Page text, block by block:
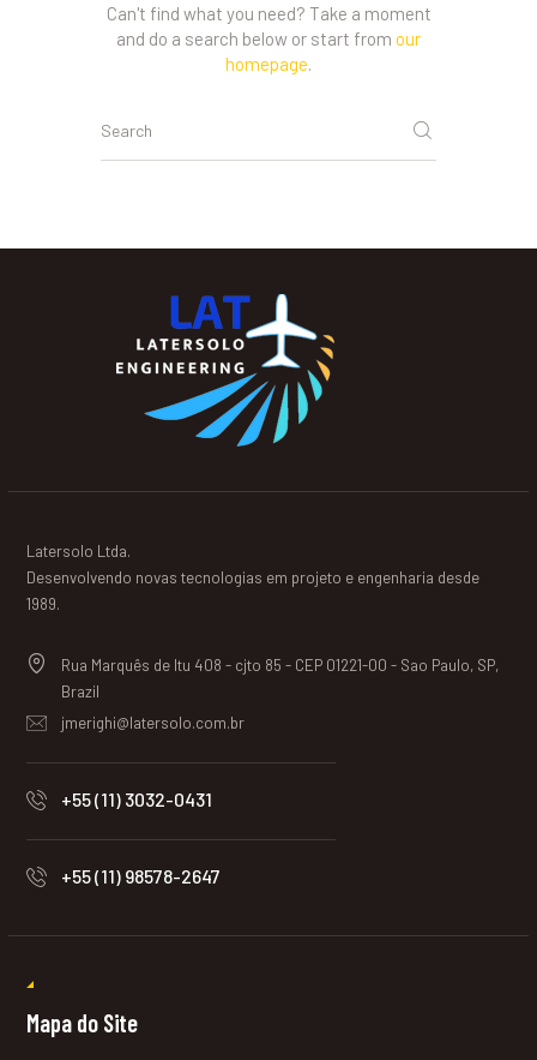
Can't find what you need? Take a moment
and do a search below or start from our
homepage.
Latersolo Ltda.
Desenvolvendo novas tecnologias em projeto e engenharia desde
1989.
Rua Marquês de Itu 408 - cjto 85 - CEP 01221-00 - Sao Paulo, SP,
Brazil
jmerighi@latersolo.com.br
+55 (11) 3032-0431
+55 (11) 98578-2647
Mapa do Site